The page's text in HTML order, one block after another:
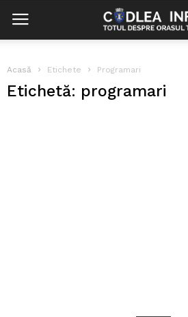
Acasă Etichete Programari
Etichetă: programari